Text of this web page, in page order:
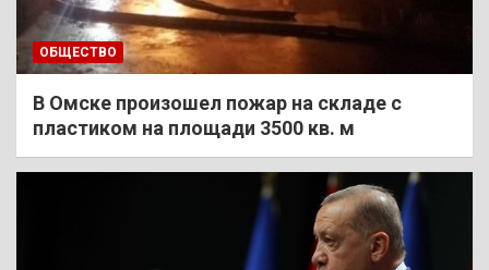
ОБЩЕСТВО
В Омске произошел пожар на складе с
пластиком на площади 3500 кв. м